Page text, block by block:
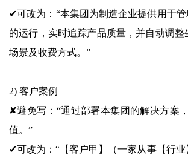
✔可改为：“本集团为制造企业提供用于
的运行，实时追踪产品质量，并自动调
场景及收费方式。”
2) 客户案例
✘避免写：“通过部署本集团的解决方案
值。”
✔可改为：“【客户甲】（一家从事【行